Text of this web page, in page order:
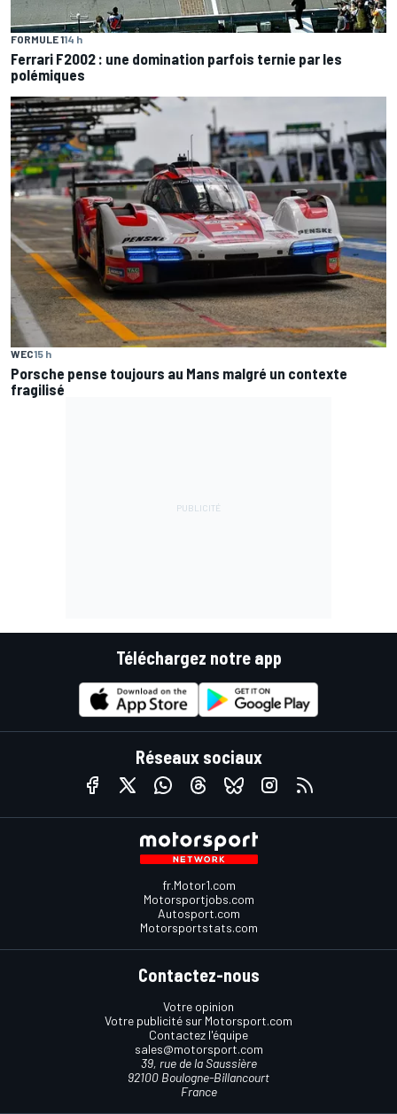
FORMULE 114 h
Ferrari F2002 : une domination parfois ternie par les
polémiques
WEC15 h
Porsche pense toujours au Mans malgré un contexte
fragilisé
Téléchargez notre app
Réseaux sociaux
fr.Motor1.com
Motorsportjobs.com
Autosport.com
Motorsportstats.com
Contactez-nous
Votre opinion
Votre publicité sur Motorsport.com
Contactez l'équipe
sales@motorsport.com
39, rue de la Saussière
92100 Boulogne-Billancourt
France